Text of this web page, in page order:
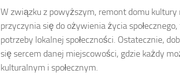
W związku z powyższym, remont domu
przyczynia się do ożywienia życia
potrzeby lokalnej społeczności. Ostatecznie,
się sercem danej miejscowości, gdzie każdy
kulturalnym i społecznym.